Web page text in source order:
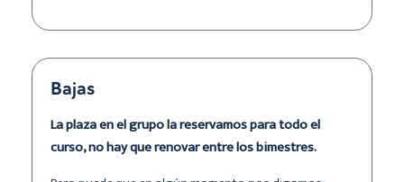
Bajas
La plaza en el grupo la reservamos para todo el
curso, no hay que renovar entre los bimestres.